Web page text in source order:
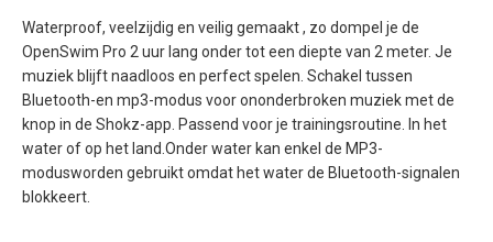
Waterproof, veelzijdig en veilig gemaakt , zo dompel je de
OpenSwim Pro 2 uur lang onder tot een diepte van 2 meter. Je
muziek blijft naadloos en perfect spelen. Schakel tussen
Bluetooth-en mp3-modus voor ononderbroken muziek met de
knop in de Shokz-app. Passend voor je trainingsroutine. In het
water of op het land.Onder water kan enkel de MP3-
modusworden gebruikt omdat het water de Bluetooth-signalen
blokkeert.